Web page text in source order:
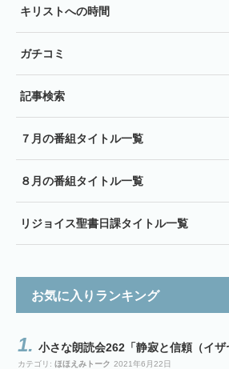
キリストへの時間
ガチコミ
記事検索
７月の番組タイトル一覧
８月の番組タイトル一覧
リジョイス聖書日課タイトル一覧
お気に入りランキング
小さな朗読会262「静寂と信頼（イ
カテゴリ: ほほえみトーク 2021年6月22日